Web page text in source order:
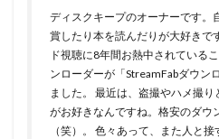
ディスクキープのオーナーです。
賞したり本を読んだりが大好きで
ド視聴に8年間お熱中されている
ンローダーが「StreamFabダウン
ました。 最近は、盗撮やハメ撮
がお好きなんですね。格安のダウ
（笑）。 色々あって、また人と